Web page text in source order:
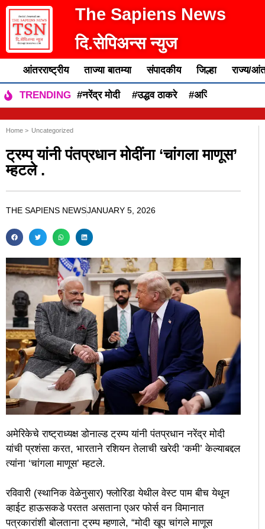
The Sapiens News
दि.सेपिअन्स न्युज
आंतरराष्ट्रीय ताज्या बातम्या संपादकीय जिल्हा राज्य/
TRENDING #नरेंद्र मोदी #उद्धव ठाकरे #अजित पवार
Home > Uncategorized
ट्रम्प यांनी पंतप्रधान मोदींना ‘चांगला माणूस’
म्हटले .
THE SAPIENS NEWSJANUARY 5, 2026
अमेरिकेचे राष्ट्राध्यक्ष डोनाल्ड ट्रम्प यांनी पंतप्रधान नरेंद्र मोदी
यांची प्रशंसा करत, भारताने रशियन तेलाची खरेदी ‘कमी’ केल्याबद्दल
त्यांना ‘चांगला माणूस’ म्हटले.
रविवारी (स्थानिक वेळेनुसार) फ्लोरिडा येथील वेस्ट पाम बीच येथून
व्हाईट हाऊसकडे परतत असताना एअर फोर्स वन विमानात
पत्रकारांशी बोलताना ट्रम्प म्हणाले, “मोदी खूप चांगले माणूस